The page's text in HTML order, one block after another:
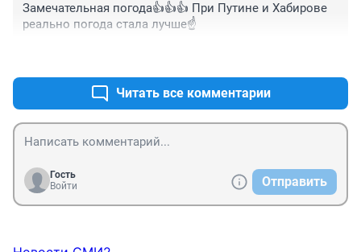
Замечательная погода👍👍👍 При Путине и Хабирове
реально погода стала лучше☝️
Читать все комментарии
Гость
Войти
Отправить